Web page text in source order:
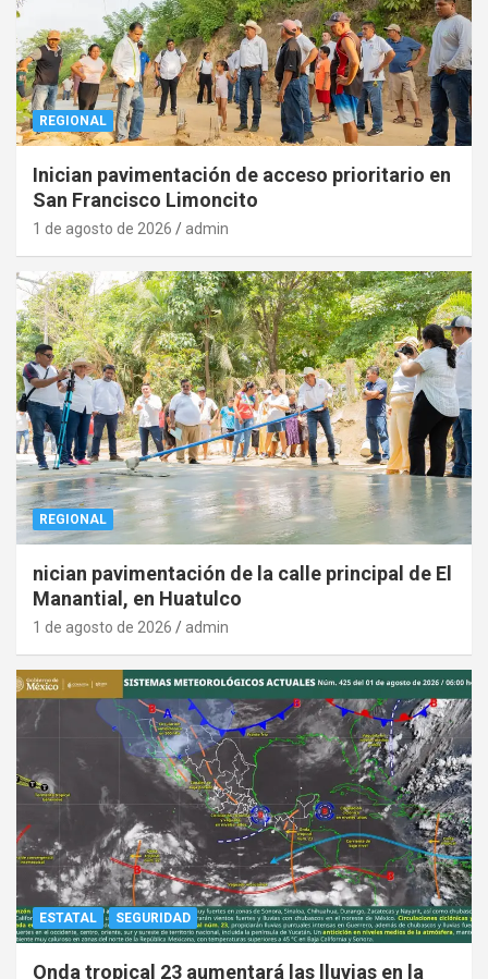
REGIONAL
Inician pavimentación de acceso prioritario en
San Francisco Limoncito
1 de agosto de 2026 admin
REGIONAL
nician pavimentación de la calle principal de El
Manantial, en Huatulco
1 de agosto de 2026 admin
ESTATAL SEGURIDAD
Onda tropical 23 aumentará las lluvias en la